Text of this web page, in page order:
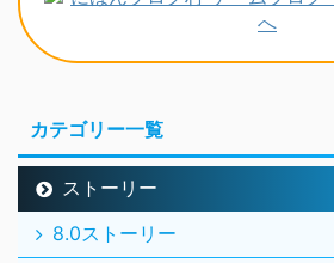
カテゴリー一覧
ストーリー
8.0ストーリー